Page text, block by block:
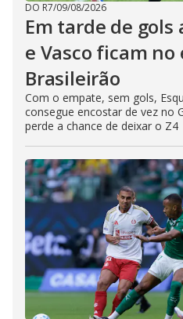
DO R7/09/08/2026
Em tarde de gols
e Vasco ficam
Brasileirão
Com o empate, sem gols,
consegue encostar de vez no
perde a chance de deixar o Z4